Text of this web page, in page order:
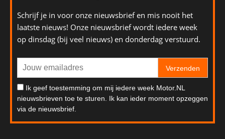
Schrijf je in voor onze nieuwsbrief en mis nooit het
laatste nieuws! Onze nieuwsbrief wordt iedere week
op dinsdag (bij veel nieuws) en donderdag verstuurd.
Verzenden
Ik geef toestemming om mij iedere week Motor.NL
nieuwsbrieven toe te sturen. Ik kan ieder moment opzeggen
via de nieuwsbrief.